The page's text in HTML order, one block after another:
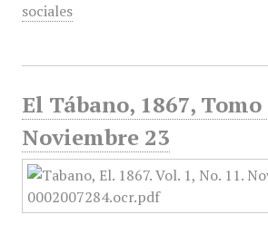
sociales
El Tábano, 1867, Tomo
Noviembre 23